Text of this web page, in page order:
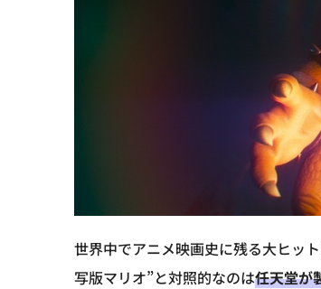
世界中でアニメ映画史に残る大ヒッ
写版マリオ”と対照的なのは任天堂が